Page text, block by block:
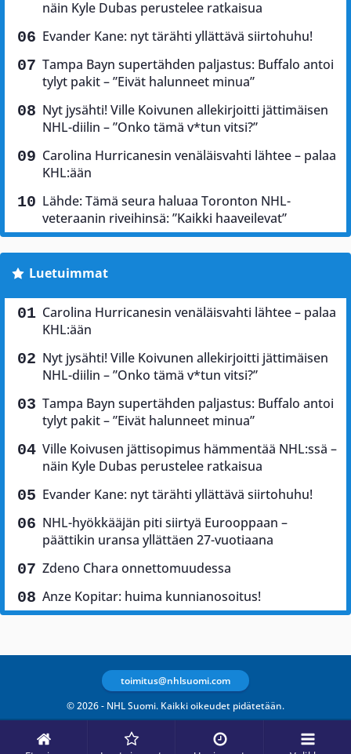
näin Kyle Dubas perustelee ratkaisua
Evander Kane: nyt tärähti yllättävä siirtohuhu!
Tampa Bayn supertähden paljastus: Buffalo antoi
tylyt pakit – ”Eivät halunneet minua”
Nyt jysähti! Ville Koivunen allekirjoitti jättimäisen
NHL-diilin – ”Onko tämä v*tun vitsi?”
Carolina Hurricanesin venäläisvahti lähtee – palaa
KHL:ään
Lähde: Tämä seura haluaa Toronton NHL-
veteraanin riveihinsä: ”Kaikki haaveilevat”
Luetuimmat
Carolina Hurricanesin venäläisvahti lähtee – palaa
KHL:ään
Nyt jysähti! Ville Koivunen allekirjoitti jättimäisen
NHL-diilin – ”Onko tämä v*tun vitsi?”
Tampa Bayn supertähden paljastus: Buffalo antoi
tylyt pakit – ”Eivät halunneet minua”
Ville Koivusen jättisopimus hämmentää NHL:ssä –
näin Kyle Dubas perustelee ratkaisua
Evander Kane: nyt tärähti yllättävä siirtohuhu!
NHL-hyökkääjän piti siirtyä Eurooppaan –
päättikin uransa yllättäen 27-vuotiaana
Zdeno Chara onnettomuudessa
Anze Kopitar: huima kunnianosoitus!
© 2026 - NHL Suomi. Kaikki oikeudet pidätetään.
toimitus@nhlsuomi.com